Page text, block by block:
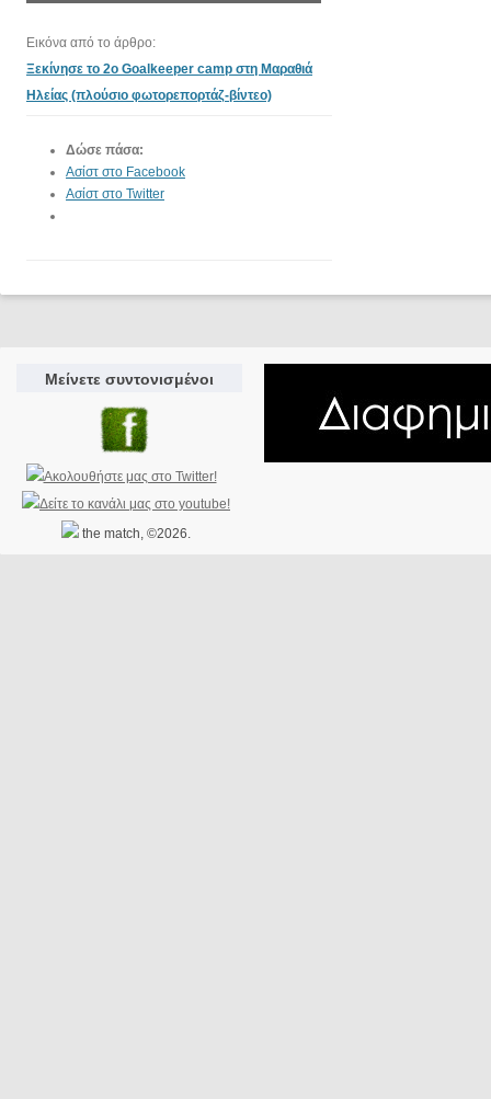
Εικόνα από το άρθρο:
Ξεκίνησε το 2ο Goalkeeper camp στη Μαραθιά
Ηλείας (πλούσιο φωτορεπορτάζ-βίντεο)
Δώσε πάσα:
Ασίστ στο Facebook
Ασίστ στο Twitter
Μείνετε συντονισμένοι
the match, ©2026.